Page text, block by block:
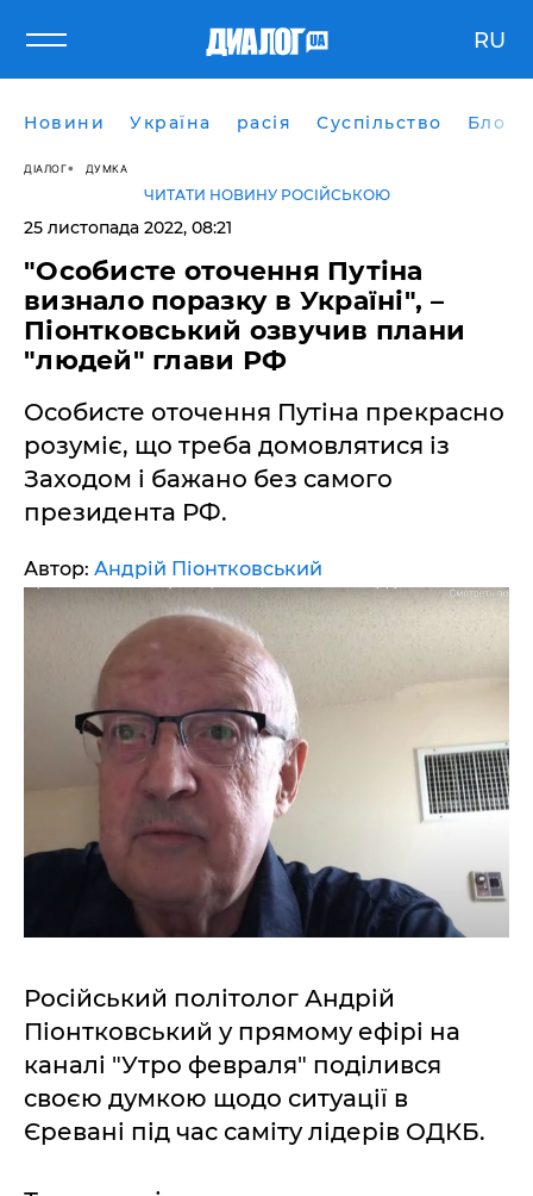
RU
Новини Україна расія Суспільство Блоги
ДІАЛОГ ДУМКА
ЧИТАТИ НОВИНУ РОСІЙСЬКОЮ
25 листопада 2022, 08:21
"Особисте оточення Путіна
визнало поразку в Україні", –
Піонтковський озвучив плани
"людей" глави РФ
Особисте оточення Путіна прекрасно
розуміє, що треба домовлятися із
Заходом і бажано без самого
президента РФ.
Автор: Андрій Піонтковський
Російський політолог Андрій
Піонтковський у прямому ефірі на
каналі "Утро февраля" поділився
своєю думкою щодо ситуації в
Єревані під час саміту лідерів ОДКБ.